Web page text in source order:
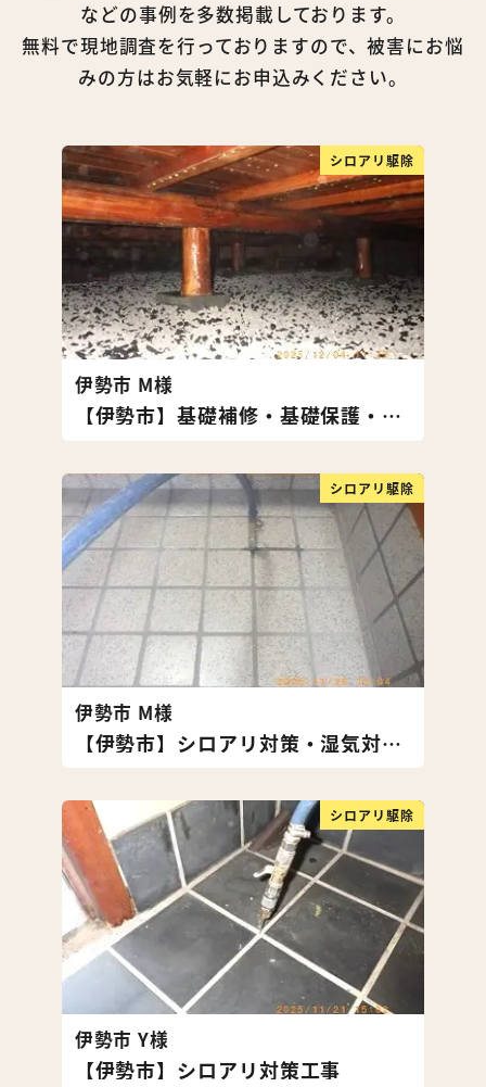
などの事例を多数掲載しております。
無料で現地調査を行っておりますので、被害にお悩
みの方はお気軽にお申込みください。
シロアリ駆除
伊勢市 M様
【伊勢市】基礎補修・基礎保護・シロアリ対策・湿気対策
シロアリ駆除
伊勢市 M様
【伊勢市】シロアリ対策・湿気対策工事
シロアリ駆除
伊勢市 Y様
【伊勢市】シロアリ対策工事